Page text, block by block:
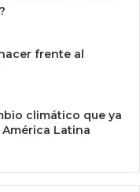
frente al
climático que ya
Latina